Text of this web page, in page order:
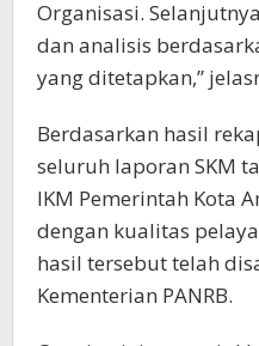
Organisasi.
dan analisis
yang ditetapkan,”
Berdasarkan hasil
seluruh laporan SKM
IKM Pemerintah Kota
dengan kualitas
hasil tersebut telah
Kementerian PANRB.